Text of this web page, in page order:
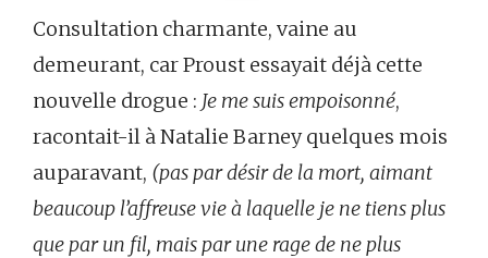
Consultation charmante, vaine au
demeurant, car Proust essayait déjà cette
nouvelle drogue : Je me suis empoisonné,
racontait-il à Natalie Barney quelques mois
auparavant, (pas par désir de la mort, aimant
beaucoup l’affreuse vie à laquelle je ne tiens plus
que par un fil, mais par une rage de ne plus